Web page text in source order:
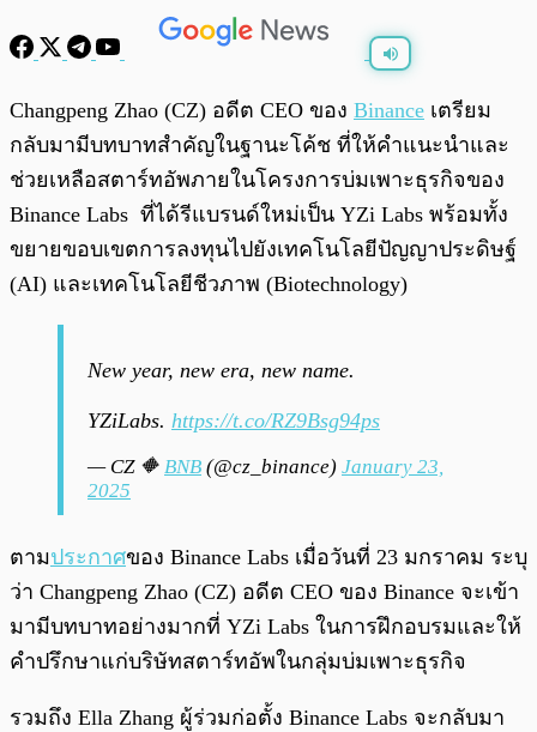
/0:00
Changpeng Zhao (CZ) อดีต CEO ของ Binance เตรียม
กลับมามีบทบาทสำคัญในฐานะโค้ช ที่ให้คำแนะนำและ
ช่วยเหลือสตาร์ทอัพภายในโครงการบ่มเพาะธุรกิจของ
Binance Labs ที่ได้รีแบรนด์ใหม่เป็น YZi Labs พร้อมทั้ง
ขยายขอบเขตการลงทุนไปยังเทคโนโลยีปัญญาประดิษฐ์
(AI) และเทคโนโลยีชีวภาพ (Biotechnology)
New year, new era, new name.
YZiLabs. https://t.co/RZ9Bsg94ps
— CZ 🔶 BNB (@cz_binance) January 23,
2025
ตามประกาศของ Binance Labs เมื่อวันที่ 23 มกราคม ระบุ
ว่า Changpeng Zhao (CZ) อดีต CEO ของ Binance จะเข้า
มามีบทบาทอย่างมากที่ YZi Labs ในการฝึกอบรมและให้
คำปรึกษาแก่บริษัทสตาร์ทอัพในกลุ่มบ่มเพาะธุรกิจ
รวมถึง Ella Zhang ผู้ร่วมก่อตั้ง Binance Labs จะกลับมา